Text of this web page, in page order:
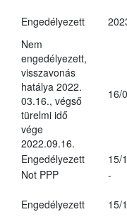
Engedélyezett
Nem
engedélyezett,
visszavonás
hatálya 2022.
03.16., végső
türelmi idő
vége
2022.09.16.
16/
Engedélyezett
15/
Not PPP
-
Engedélyezett 15/